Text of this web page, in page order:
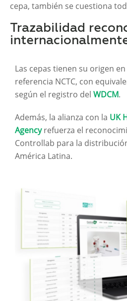
cepa, también se cuestiona
Trazabilidad
Las cepas tienen su origen
referencia NCTC, con
según el registro del WDCM.
Además, la alianza con la UK
Agencyrefuerza el
Controllab para la
América Latina.